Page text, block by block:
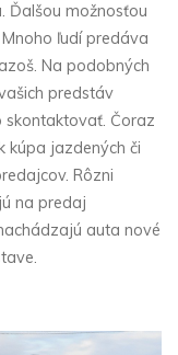
Ďalšou možnosťou
ľudí predáva
Na podobných
predstáv
skontaktovať. Čoraz
kúpa jazdených či
Rôzni
na predaj
auta nové